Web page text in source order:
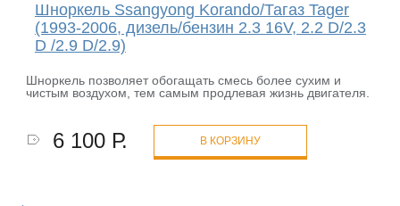
Шноркель Ssangyong Korando/Тагаз Tager
(1993-2006, дизель/бензин 2.3 16V, 2.2 D/2.3
D /2.9 D/2.9)
Шноркель позволяет обогащать смесь более сухим и
чистым воздухом, тем самым продлевая жизнь двигателя.
6 100 Р. В КОРЗИНУ